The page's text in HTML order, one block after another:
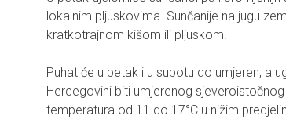
lokalnim pljuskovima. Sunčanije na jugu
kratkotrajnom kišom ili pljuskom.
Puhat će u petak i u subotu do umjeren, a
Hercegovini biti umjerenog
temperatura od 11 do 17°C u nižim